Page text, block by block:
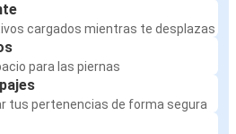
cargados mientras te desplazas
para las piernas
tus pertenencias de forma segura